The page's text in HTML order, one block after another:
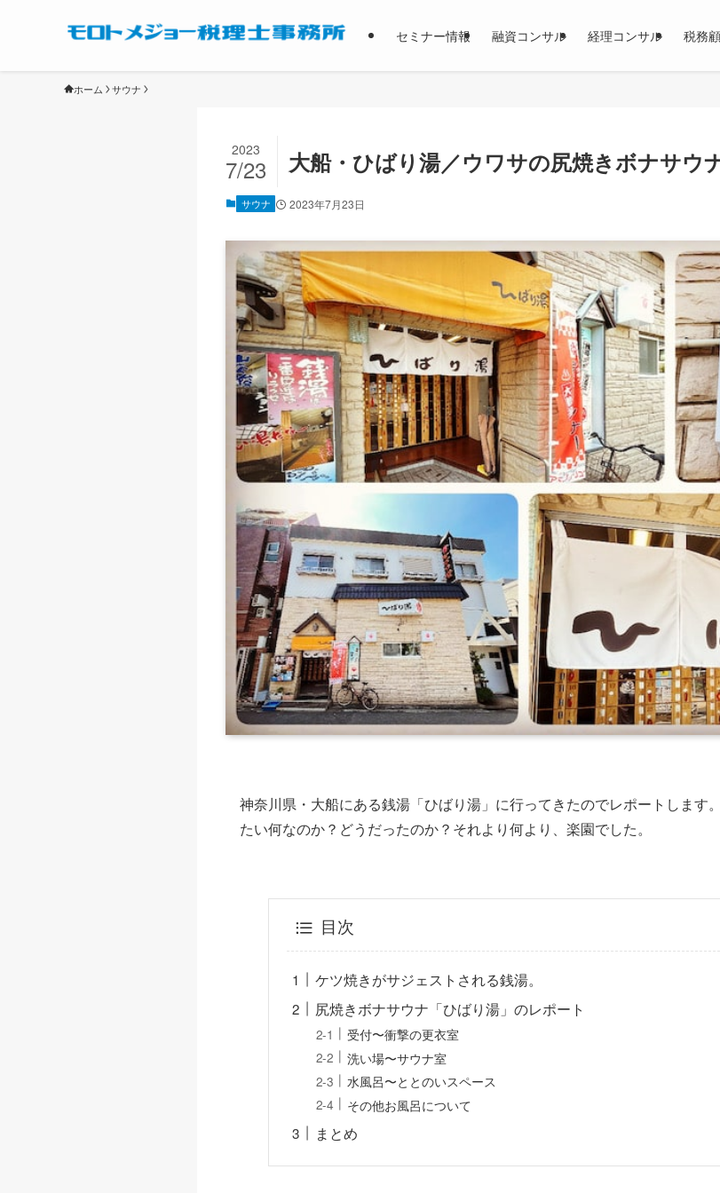
セミナー情報 融資コンサル 経理コンサル 税務
ホーム サウナ
大船・ひばり湯／ウワサの尻焼きボナサウ
2023
7/23
サウナ 2023年7月23日
神奈川県・大船にある銭湯「ひばり湯」に行ってきたのでレポートします
たい何なのか？どうだったのか？それより何より、楽園でした。
目次
ケツ焼きがサジェストされる銭湯。
尻焼きボナサウナ「ひばり湯」のレポート
受付〜衝撃の更衣室
洗い場〜サウナ室
水風呂〜ととのいスペース
その他お風呂について
まとめ